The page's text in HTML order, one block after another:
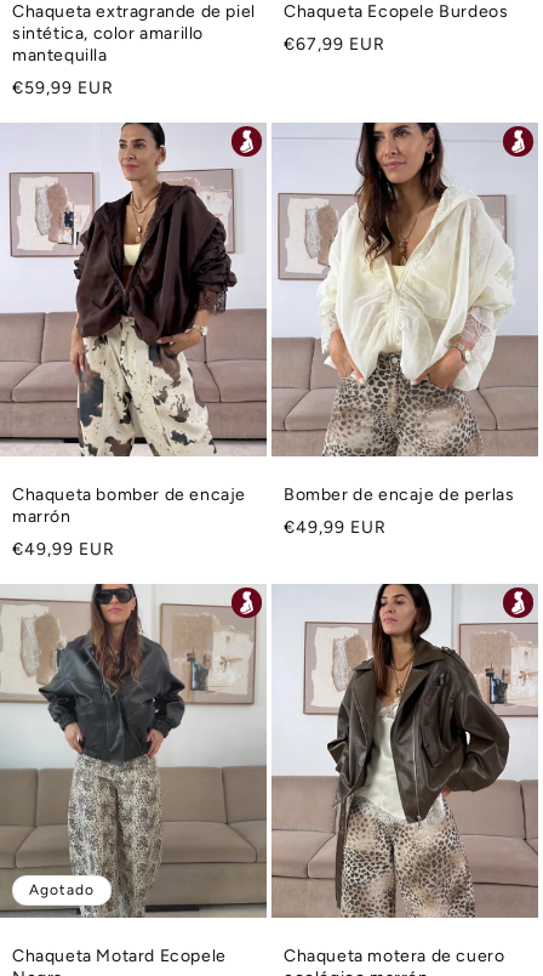
Chaqueta extragrande de piel
sintética, color amarillo
mantequilla
Precio
€59,99 EUR
Chaqueta Ecopele Burdeos
Precio
€67,99 EUR
Chaqueta bomber de encaje
marrón
Precio
€49,99 EUR
Bomber de encaje de perlas
Precio
€49,99 EUR
Agotado
Chaqueta Motard Ecopele
Chaqueta motera de cuero